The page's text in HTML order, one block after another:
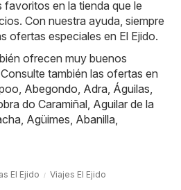
en la tienda que le
Con nuestra ayuda, siempre
ofertas especiales en El Ejido.
ofrecen muy buenos
también las ofertas en
, Abegondo, Adra, Águilas,
do Caramiñal, Aguilar de la
, Agüimes, Abanilla,
El Ejido Viajes El Ejido